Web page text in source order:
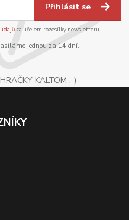
Přihlásit se
za účelem rozesílky newsletteru.
jednou za 14 dní.
KALTOM .-)